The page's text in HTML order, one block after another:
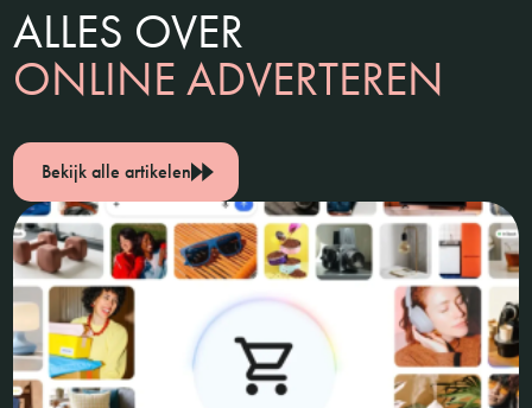
ALLES OVER
ONLINE ADVERTEREN
Bekijk alle artikelen